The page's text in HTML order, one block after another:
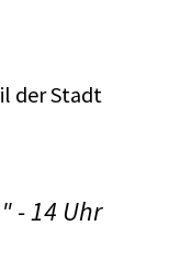
der Stadt
- 14 Uhr